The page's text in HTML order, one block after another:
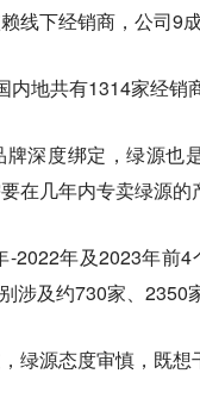
线下经销商，公司9
地共有1314家经销
深度绑定，绿源也
在几年内专卖绿源的
2022年及2023年前4
涉及约730家、2350
绿源态度审慎，既想